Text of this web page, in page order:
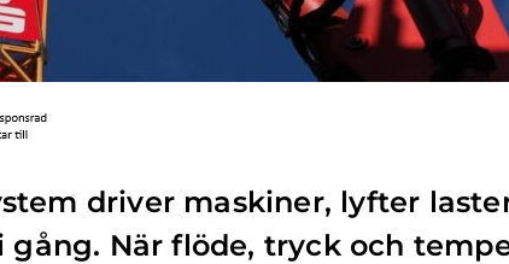
driver maskiner, lyfter
gång. När flöde, tryck och